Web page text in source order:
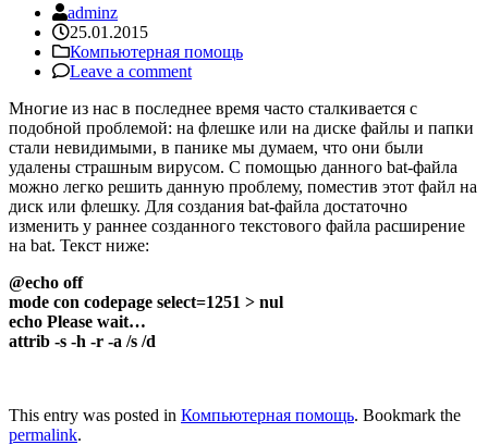
adminz
25.01.2015
Компьютерная помощь
Leave a comment
Многие из нас в последнее время часто сталкивается с
подобной проблемой: на флешке или на диске файлы и папки
стали невидимыми, в панике мы думаем, что они были
удалены страшным вирусом. С помощью данного bat-файла
можно легко решить данную проблему, поместив этот файл на
диск или флешку. Для создания bat-файла достаточно
изменить у раннее созданного текстового файла расширение
на bat. Текст ниже:
@echo off
mode con codepage select=1251 > nul
echo Please wait…
attrib -s -h -r -a /s /d
This entry was posted in Компьютерная помощь. Bookmark the
permalink.